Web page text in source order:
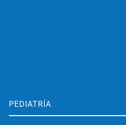
PEDIATRÍA